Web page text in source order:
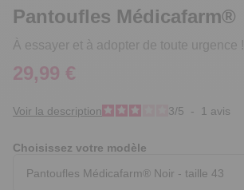
Pantoufles Médicafarm®
À essayer et à adopter de toute urgence !
29,99 €
Voir la description 3/5 - 1 avis
Choisissez votre modèle